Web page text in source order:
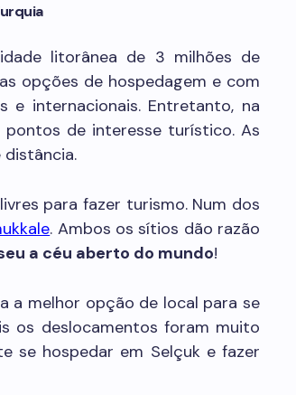
litorânea de 3 milhões de
opções de hospedagem e com
e internacionais. Entretanto, na
de interesse turístico. As
para fazer turismo. Num dos
. Ambos os sítios dão razão
a céu aberto do mundo!
a melhor opção de local para se
os deslocamentos foram muito
se hospedar em Selçuk e fazer